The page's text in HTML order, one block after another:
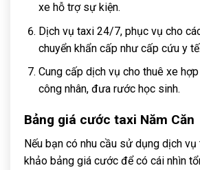
xe hỗ trợ sự kiện.
Dịch vụ taxi 24/7, phục vụ cho
chuyển khẩn cấp như cấp cứu y tế.
Cung cấp dịch vụ cho thuê xe
công nhân, đưa rước học sinh.
Bảng giá cước taxi Năm Căn
Nếu bạn có nhu cầu sử dụng dịch vụ
khảo bảng giá cước để có cái nhìn